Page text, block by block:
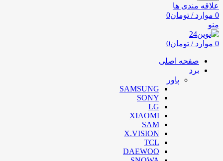
علاقه مندی ها
0 موارد / تومان0
منو
0 موارد / تومان0
صفحه اصلی
برد
پاور
SAMSUNG
SONY
LG
XIAOMI
SAM
X.VISION
TCL
DAEWOO